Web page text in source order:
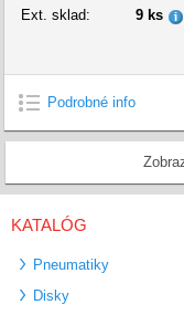
Ext. sklad: 9 ks
Podrobné info
KATALÓG
Pneumatiky
Disky